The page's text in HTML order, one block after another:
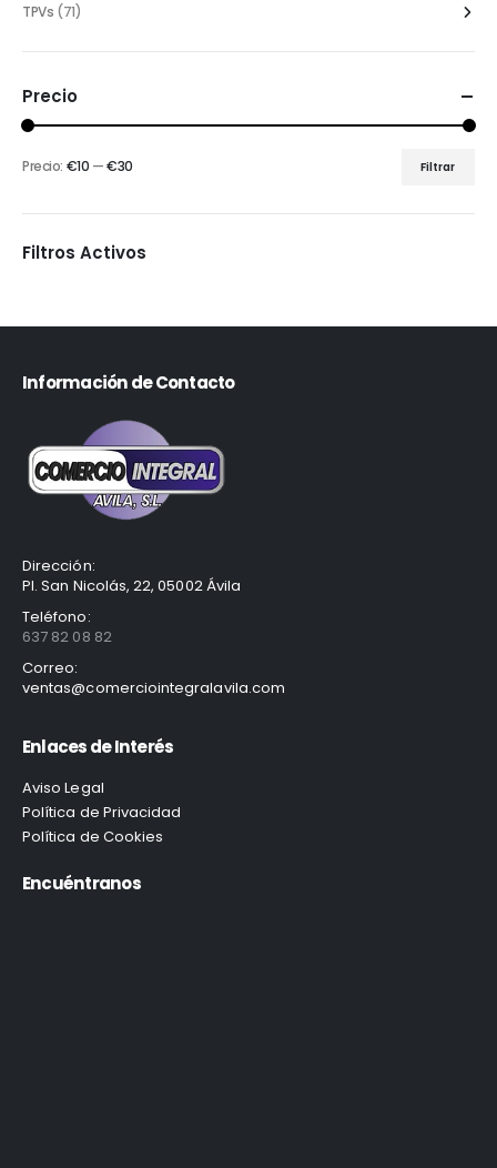
TPVs (71)
Precio
Filtrar
Precio: €10 —€30
Filtros Activos
Información de Contacto
Dirección:
Pl. San Nicolás, 22, 05002 Ávila
Teléfono:
637 82 08 82
Correo:
ventas@comerciointegralavila.com
Enlaces de Interés
Aviso Legal
Política de Privacidad
Política de Cookies
Encuéntranos